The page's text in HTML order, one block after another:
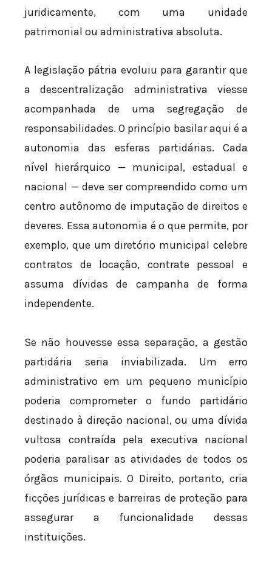
juridicamente, com uma unidade
patrimonial ou administrativa absoluta.
A legislação pátria evoluiu para garantir que
a descentralização administrativa viesse
acompanhada de uma segregação de
responsabilidades. O princípio basilar aqui é a
autonomia das esferas partidárias. Cada
nível hierárquico — municipal, estadual e
nacional — deve ser compreendido como um
centro autônomo de imputação de direitos e
deveres. Essa autonomia é o que permite, por
exemplo, que um diretório municipal celebre
contratos de locação, contrate pessoal e
assuma dívidas de campanha de forma
independente.
Se não houvesse essa separação, a gestão
partidária seria inviabilizada. Um erro
administrativo em um pequeno município
poderia comprometer o fundo partidário
destinado à direção nacional, ou uma dívida
vultosa contraída pela executiva nacional
poderia paralisar as atividades de todos os
órgãos municipais. O Direito, portanto, cria
ficções jurídicas e barreiras de proteção para
assegurar a funcionalidade dessas
instituições.